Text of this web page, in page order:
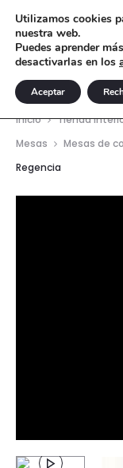
Inicio Tienda
Mesas
Mesas de
Regencia
Utilizamos cookies
nuestra web.
Puedes aprender
desactivarlas en los
Aceptar